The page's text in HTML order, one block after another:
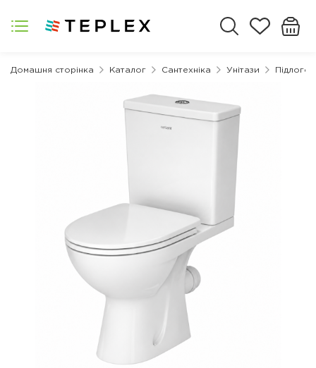
Домашня сторінка Каталог Сантехніка Унітази